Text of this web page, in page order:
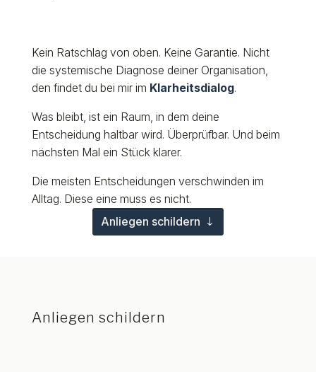
Kein Ratschlag von oben. Keine Garantie. Nicht
die systemische Diagnose deiner Organisation,
den findet du bei mir im Klarheitsdialog.
Was bleibt, ist ein Raum, in dem deine
Entscheidung haltbar wird. Überprüfbar. Und beim
nächsten Mal ein Stück klarer.
Die meisten Entscheidungen verschwinden im
Alltag. Diese eine muss es nicht.
Anliegen schildern
Anliegen schildern